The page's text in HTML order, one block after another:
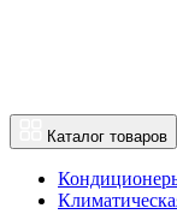
Каталог товаров